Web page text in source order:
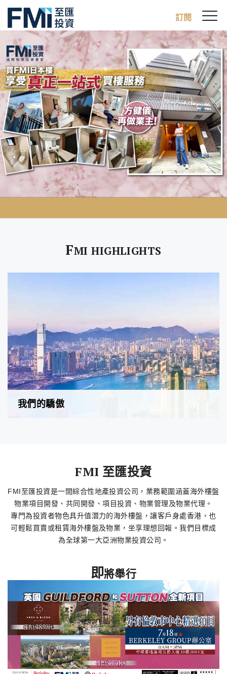
main
content
訂閱
FMI HIGHLIGHTS
我們的驕傲
FMI 至匯投資
FMI至匯投資是一間綜合性地產投資公司，業務範圍涵蓋海外樓盤
物業項目開發、共同開發、項目投資、物業管理及物業代理。
專門為投資者物色具升值潛力的海外樓盤，讓客戶身處香港，也
可輕鬆買賣或租賃海外樓盤及物業，坐享理想回報。我們目標成
為全球第一大亞洲物業投資公司。
即將舉行